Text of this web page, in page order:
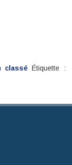
classé Étiquette :